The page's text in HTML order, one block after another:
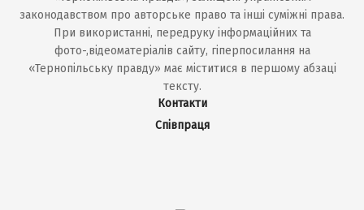
законодавством про авторське право та інші суміжні права.
При використанні, передруку інформаційних та
фото-,відеоматеріалів сайту, гіперпосилання на
«Тернопільську правду» має міститися в першому абзаці
тексту.
Контакти
Співпраця